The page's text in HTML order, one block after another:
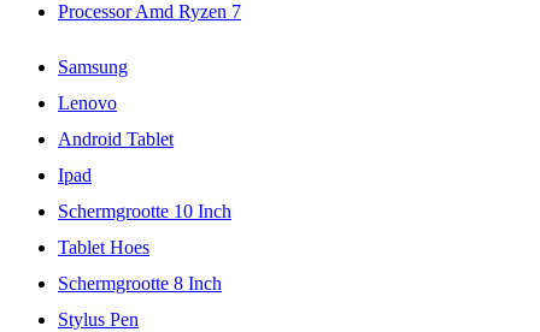
Processor Amd Ryzen 7
Samsung
Lenovo
Android Tablet
Ipad
Schermgrootte 10 Inch
Tablet Hoes
Schermgrootte 8 Inch
Stylus Pen